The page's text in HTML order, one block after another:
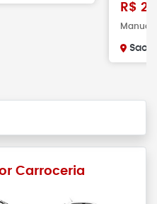
R$
Manual
Sao
Carroceria